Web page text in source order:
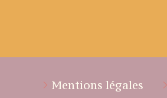
Mentions légales